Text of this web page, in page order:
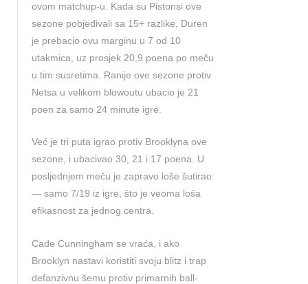
ovom matchup-u. Kada su Pistonsi ove
sezone pobjeđivali sa 15+ razlike, Duren
je prebacio ovu marginu u 7 od 10
utakmica, uz prosjek 20,9 poena po meču
u tim susretima. Ranije ove sezone protiv
Netsa u velikom blowoutu ubacio je 21
poen za samo 24 minute igre.
Već je tri puta igrao protiv Brooklyna ove
sezone, i ubacivao 30, 21 i 17 poena. U
posljednjem meču je zapravo loše šutirao
— samo 7/19 iz igre, što je veoma loša
efikasnost za jednog centra.
Cade Cunningham se vraća, i ako
Brooklyn nastavi koristiti svoju blitz i trap
defanzivnu šemu protiv primarnih ball-